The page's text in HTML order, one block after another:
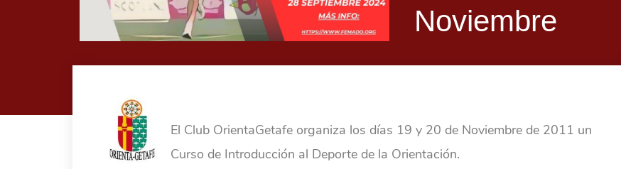
Noviembre
El Club OrientaGetafe organiza los días 19 y 20 de Noviembre de 2011 un
Curso de Introducción al Deporte de la Orientación.